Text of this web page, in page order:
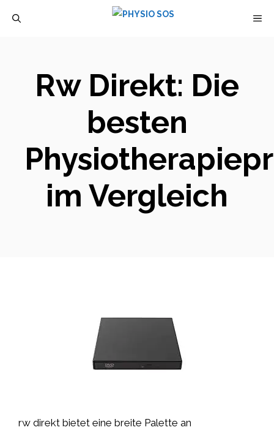
Rw Direkt: Die
besten
im Vergleich
rw direkt bietet eine breite Palette an